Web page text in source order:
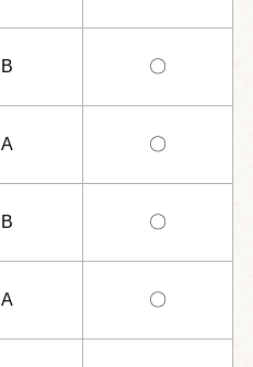
B 〇
A 〇
B 〇
A 〇